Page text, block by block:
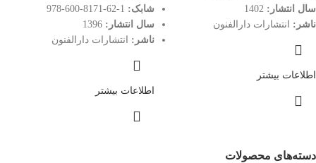
دسته‌های محصولات
سال انتشار:
ناشر: انتشارات دارالفنون
اطلاعات بیشتر
شابک:
سال انتشار:
ناشر: انتشارات دارالفنون
اطلاعات بیشتر